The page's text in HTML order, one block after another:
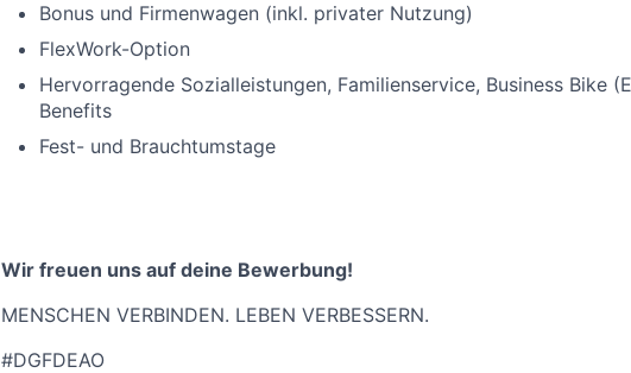
Bonus und Firmenwagen (inkl. privater Nutzung)
FlexWork-Option
Hervorragende Sozialleistungen, Familienservice, Business Bike
Benefits
Fest- und Brauchtumstage
Wir freuen uns auf deine Bewerbung!
MENSCHEN VERBINDEN. LEBEN VERBESSERN.
#DGFDEAO